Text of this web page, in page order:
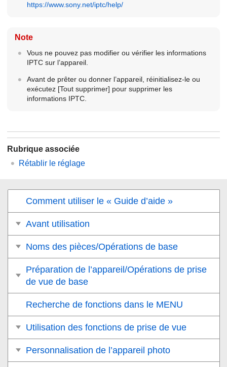
https://www.sony.net/iptc/help/
Note
Vous ne pouvez pas modifier ou vérifier les informations
IPTC sur l’appareil.
Avant de prêter ou donner l’appareil, réinitialisez-le ou
exécutez [Tout supprimer] pour supprimer les
informations IPTC.
Rubrique associée
Rétablir le réglage
Comment utiliser le « Guide d’aide »
Avant utilisation
Noms des pièces/Opérations de base
Préparation de l’appareil/Opérations de prise
de vue de base
Recherche de fonctions dans le MENU
Utilisation des fonctions de prise de vue
Personnalisation de l’appareil photo